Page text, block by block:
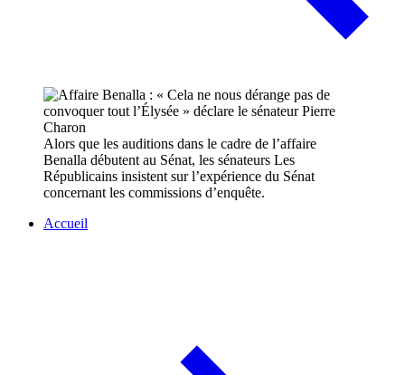
Alors que les auditions dans le cadre de l’affaire
Benalla débutent au Sénat, les sénateurs Les
Républicains insistent sur l’expérience du Sénat
concernant les commissions d’enquête.
Accueil